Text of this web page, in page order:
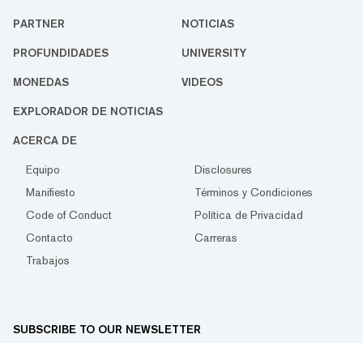
PARTNER NOTICIAS
PROFUNDIDADES UNIVERSITY
MONEDAS VIDEOS
EXPLORADOR DE NOTICIAS
ACERCA DE
Equipo
Disclosures
Manifiesto
Términos y Condiciones
Code of Conduct
Política de Privacidad
Contacto
Carreras
Trabajos
SUBSCRIBE TO OUR NEWSLETTER